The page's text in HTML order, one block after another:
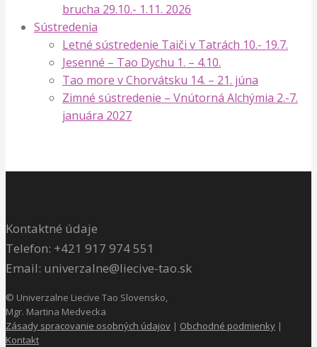
brucha 29.10.- 1.11. 2026
Sústredenia
Letné sústredenie Taiči v Tatrách 10.- 19.7.
Jesenné – Tao Dychu 1. – 4.10.
Tao more v Chorvátsku 14. – 21. júna
Zimné sústredenie – Vnútorná Alchýmia 2.-7.
januára 2027
Kontaktné údaje
Telefon: +421 917 974 551
Email: univerzalne@liecive-tao.sk
© Univerzalne Liecive Tao Slovensko,
Mgr. Martina Medvecka
Zásady spracovanie osobných údajov | Obchodné podmienky |
Kontakt